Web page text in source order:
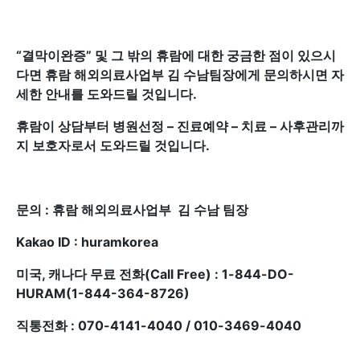
“결막이완증” 및 그 밖의 휴람에 대한 궁금한 점이 있으시
다면 휴람 해외의료사업부 김 수남팀장에게 문의하시면 자
세한 안내를 도와드릴 것입니다.
휴람이 상담부터 병원선정 – 진료예약 – 치료 – 사후관리까
지 보호자로서 도와드릴 것입니다.
문의 : 휴람 해외의료사업부 김 수남 팀장
Kakao ID : huramkorea
미국, 캐나다 무료 전화(Call Free) : 1-844-DO-
HURAM(1-844-364-8726)
직통전화 : 070-4141-4040 / 010-3469-4040